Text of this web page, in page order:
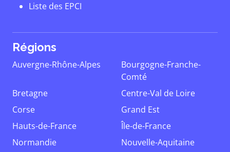
Liste des EPCI
Régions
Auvergne-Rhône-Alpes
Bourgogne-Franche-
Comté
Bretagne
Centre-Val de Loire
Corse
Grand Est
Hauts-de-France
Île-de-France
Normandie
Nouvelle-Aquitaine